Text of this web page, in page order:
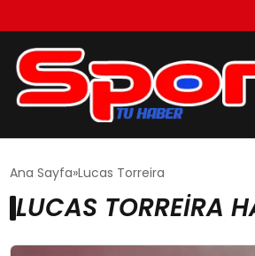
DÜNYA
Ana Sayfa Lucas Torreira
LUCAS TORREIRA